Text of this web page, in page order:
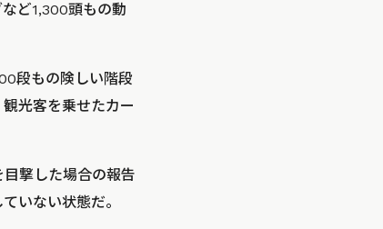
ど1,300頭もの動
段もの険しい階段
光客を乗せたカー
撃した場合の報告
いない状態だ。